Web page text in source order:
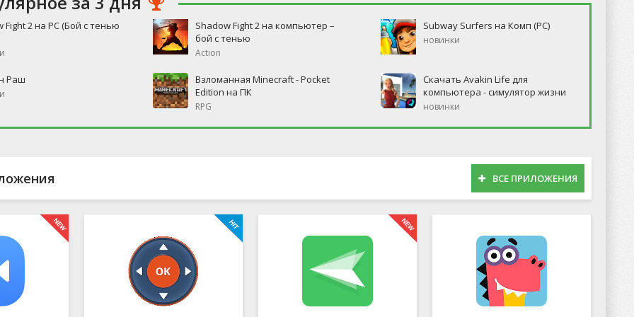
Fight 2 на PC (Бой с тенью
Shadow Fight 2 на компьютер –
бой с тенью
Action
Subway Surfers на Комп (PC)
новинки
Раш
Взломанная Minecraft - Pocket
Edition на ПК
RPG
Скачать Avakin Life для
компьютера - симулятор жизни
новинки
ВСЕ ПРИЛОЖЕНИЯ